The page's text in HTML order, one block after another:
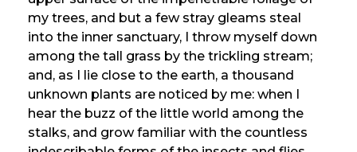
my trees, and but a few stray gleams steal
into the inner sanctuary, I throw myself down
among the tall grass by the trickling stream;
and, as I lie close to the earth, a thousand
unknown plants are noticed by me: when I
hear the buzz of the little world among the
stalks, and grow familiar with the countless